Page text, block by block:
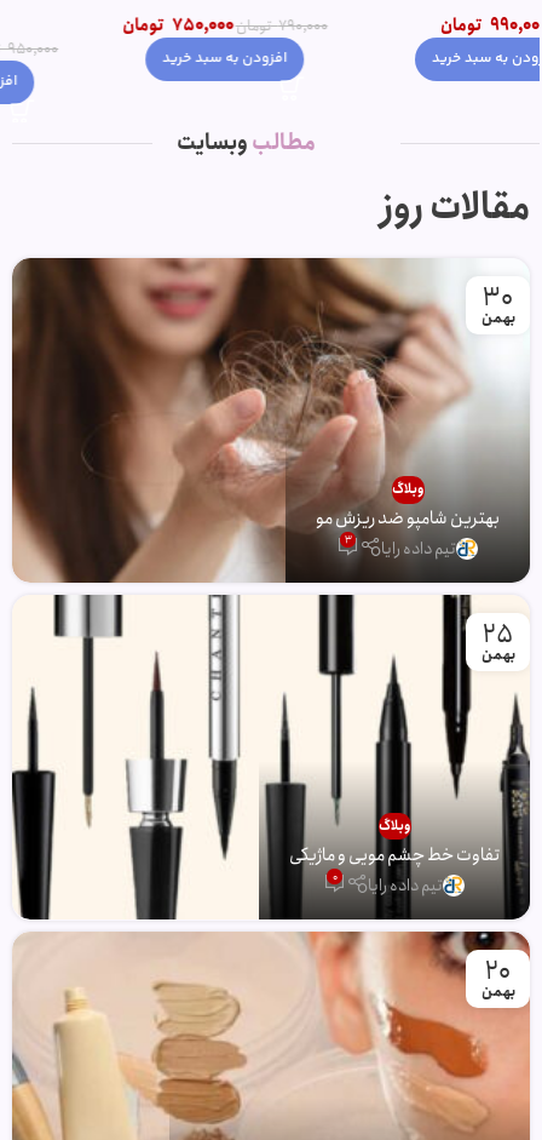
790,000 تومان تومان
افزودن به سبد خرید 950,000 تومان تومان
افزودن به سبد خرید
مطالبوبسایت
مقالات روز
30
بهمن
وبلاگ
بهترین شامپو ضد ریزش مو
تیم داده رایا 3
25
بهمن
وبلاگ
تفاوت خط چشم مویی و ماژیکی
تیم داده رایا 0
20
بهمن